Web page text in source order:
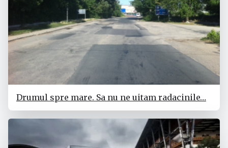
Drumul spre mare. Sa nu ne uitam radacinile…